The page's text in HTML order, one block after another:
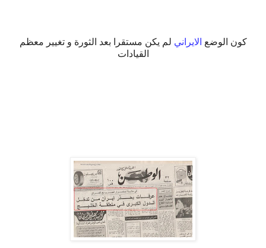
كون الوضع الايراني لم يكن مستقرا بعد الثورة و تغيير معظم
القيادات